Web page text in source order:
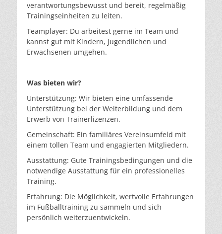
verantwortungsbewusst und bereit, regelmäßig
Trainingseinheiten zu leiten.
Teamplayer: Du arbeitest gerne im Team und
kannst gut mit Kindern, Jugendlichen und
Erwachsenen umgehen.
Was bieten wir?
Unterstützung: Wir bieten eine umfassende
Unterstützung bei der Weiterbildung und dem
Erwerb von Trainerlizenzen.
Gemeinschaft: Ein familiäres Vereinsumfeld mit
einem tollen Team und engagierten Mitgliedern.
Ausstattung: Gute Trainingsbedingungen und die
notwendige Ausstattung für ein professionelles
Training.
Erfahrung: Die Möglichkeit, wertvolle Erfahrungen
im Fußballtraining zu sammeln und sich
persönlich weiterzuentwickeln.